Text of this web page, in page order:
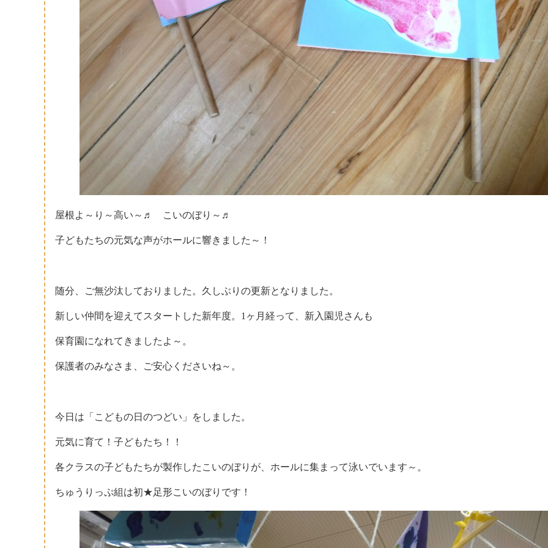
屋根よ～り～高い～♬ こいのぼり～♬
子どもたちの元気な声がホールに響きました～！
随分、ご無沙汰しておりました。久しぶりの更新となりました。
新しい仲間を迎えてスタートした新年度。1ヶ月経って、新入園児さんも
保育園になれてきましたよ～。
保護者のみなさま、ご安心くださいね～。
今日は「こどもの日のつどい」をしました。
元気に育て！子どもたち！！
各クラスの子どもたちが製作したこいのぼりが、ホールに集まって泳いでいます～。
ちゅうりっぷ組は初★足形こいのぼりです！